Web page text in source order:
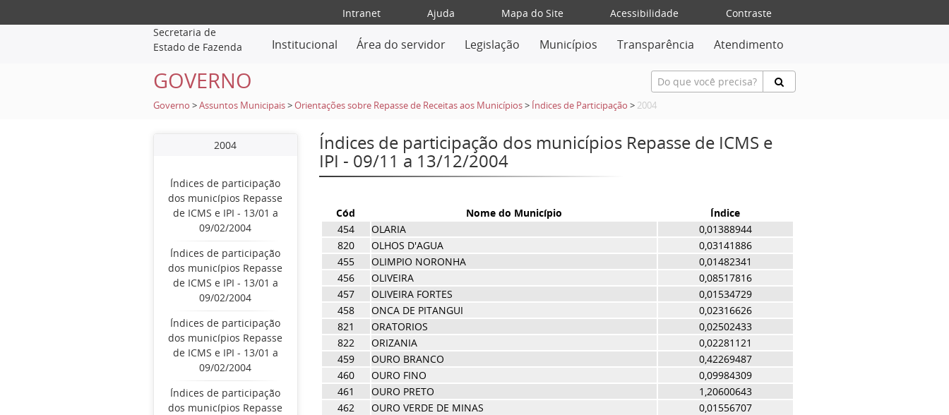
Intranet Ajuda Mapa do Site Acessibilidade
Contraste
Secretaria de
Estado de Fazenda
Institucional Área do servidor Legislação Municípios Transparência Atendimento
GOVERNO
Governo >Assuntos Municipais >Orientações sobre Repasse de Receitas aos Municípios > Índices de Participação > 2004
2004
Índices de participação
dos municípios Repasse
de ICMS e IPI - 13/01 a
09/02/2004
Índices de participação
dos municípios Repasse
de ICMS e IPI - 13/01 a
09/02/2004
Índices de participação
dos municípios Repasse
de ICMS e IPI - 13/01 a
09/02/2004
Índices de participação
dos municípios Repasse
Índices de participação dos municípios Repasse de ICMS e
IPI - 09/11 a 13/12/2004
Cód Nome do Município
Índice
454
OLARIA
0,01388944
820
OLHOS D'AGUA
0,03141886
455
OLIMPIO NORONHA
0,01482341
456
OLIVEIRA
0,08517816
457
OLIVEIRA FORTES
0,01534729
458
ONCA DE PITANGUI
0,02316626
821
ORATORIOS
0,02502433
822
ORIZANIA
0,02281121
459
OURO BRANCO
0,42269487
460
OURO FINO
0,09984309
461
OURO PRETO
1,20600643
462
OURO VERDE DE MINAS 0,01556707